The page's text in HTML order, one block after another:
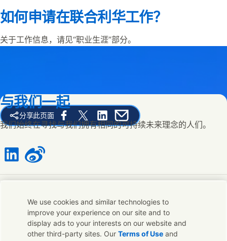
如何申请在联合利华工作？
关于工作信息，请见“职业生涯”部分。
分享此页面
Share this page on Facebook
Share this page on X
Share this page on Linked In
Share this page on E-mail
与我们一起
我们始终在寻找与我们拥有相同的可持续未来理念的人们。
with us on LinkedIn
Connect with us on Weibo
联系我们
联系联合利华和专家团队，或者寻找遍布全球的联络点。
We use cookies and similar technologies to
improve your experience on our site and to
display ads to your interests on our website and
other third-party sites. OurTerms of Use and